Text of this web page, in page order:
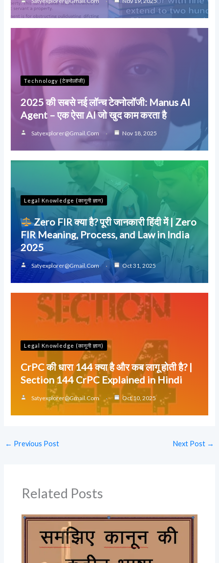
Technology (टेक्नोलॉजी)
2025 की सबसे नई लॉन्च टेक्नोलॉजी: Manus AI
Agent – एक ऐसा AI जो खुद काम करता है
Satyexplorer@gmail.com Nov 18, 2025
Legal Knowledge (कानूनी ज्ञान)
Zero FIR क्या है? पूरी जानकारी हिंदी में | Zero
FIR Meaning, Process, and Law in India
2025
Satyexplorer@gmail.com Oct 31, 2025
Legal Knowledge (कानूनी ज्ञान)
CrPC की धारा 144 क्या है और कब लागू होती है? |
Section 144 CrPC Explained in Hindi
Satyexplorer@gmail.com Oct 10, 2025
← Previous Post Next Post →
Related Posts